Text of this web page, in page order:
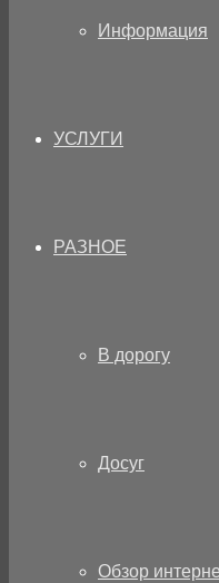
Информация
УСЛУГИ
РАЗНОЕ
В дорогу
Досуг
Обзор